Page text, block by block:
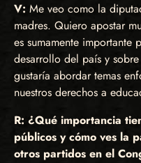
V: Me veo como la
madres. Quiero apostar
es sumamente importante
desarrollo del país y
gustaría abordar temas
nuestros derechos a
R: ¿Qué importancia
públicos y cómo ves la
otros partidos en el